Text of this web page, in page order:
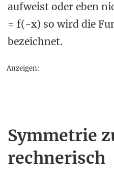
aufweist oder eben
= f(-x) so wird die
bezeichnet.
Anzeigen:
Symmetrie
rechnerisch